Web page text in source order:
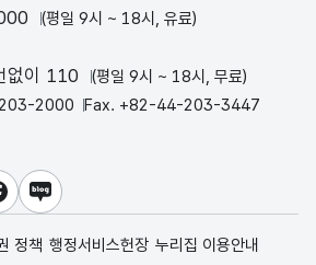
(평일 9시 ~ 18시, 유료)
없이 110
(평일 9시 ~ 18시, 무료)
2000 Fax. +82-44-203-3447
이스북
블로그
정책 행정서비스헌장 누리집 이용안내